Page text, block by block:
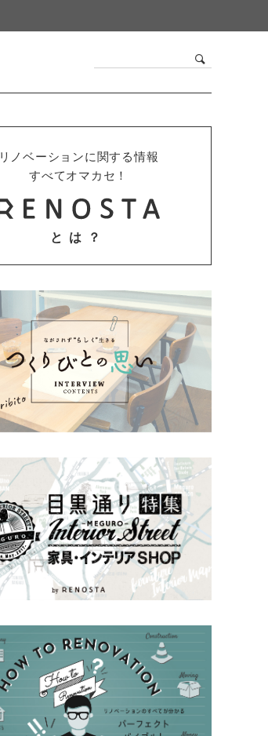
リノベーションに関する情報
すべてオマカセ！
とは？